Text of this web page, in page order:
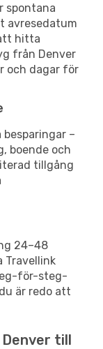
spontana
avresedatum
hitta
från Denver
och dagar för
–
boende och
tillgång
24–48
Travellink
för-steg-
är redo att
till